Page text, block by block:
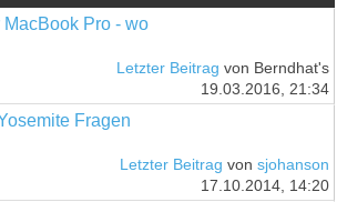
Pro - wo
Letzter Beitrag von Berndhat's
19.03.2016, 21:34
Fragen
Letzter Beitrag von sjohanson
17.10.2014, 14:20